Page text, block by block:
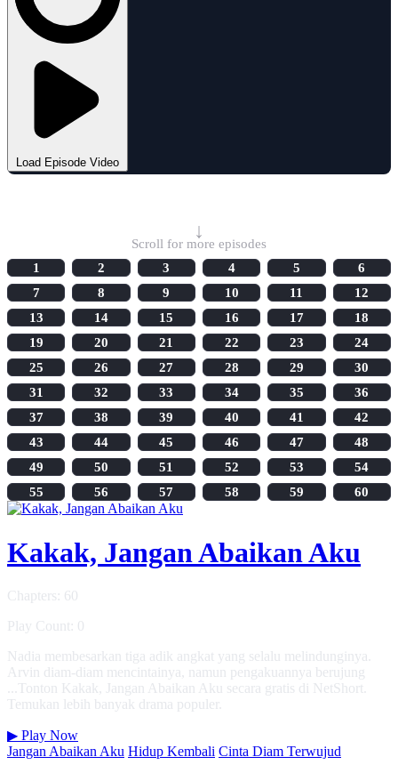
Load Episode Video
↓
Scroll for more episodes
1
2 3 4 5
6
7
8 9 10 11
12
13
14 15 16 17
18
19
20 21 22 23
24
25
26 27 28 29
30
31
32 33 34 35
36
37
38 39 40 41
42
43
44 45 46 47
48
49
50 51 52 53
54
55
56 57 58 59 60
Kakak, Jangan Abaikan Aku
Chapters: 60
Play Count: 0
Nadia membesarkan tiga adik angkat yang selalu melindunginya.
Arvin diam-diam mencintainya, namun pengakuannya berujung
...Tonton Kakak, Jangan Abaikan Aku secara gratis di NetShort.
Temukan lebih banyak drama populer.
▶ Play Now
Jangan Abaikan Aku Hidup Kembali Cinta Diam Terwujud